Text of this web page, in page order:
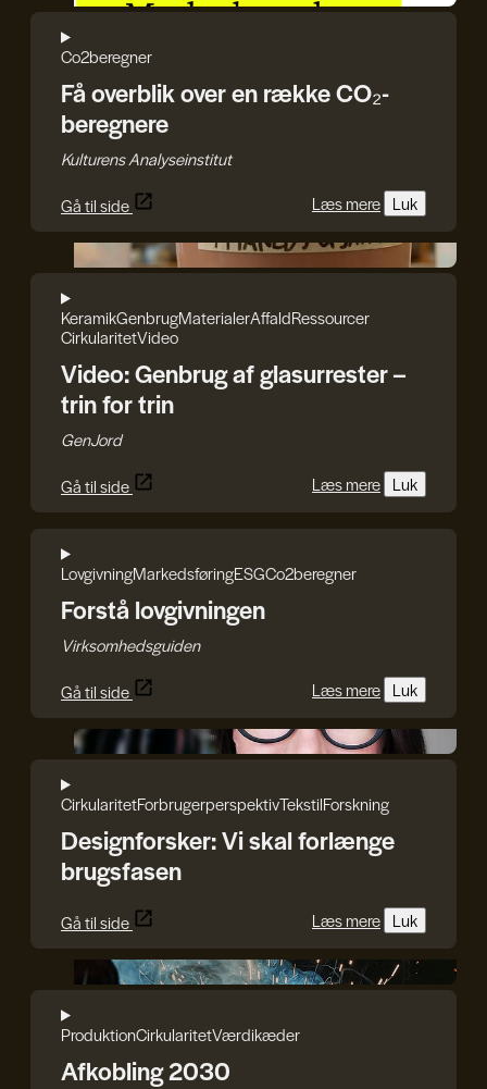
Co2beregner
Få overblik over en række CO₂-
beregnere
Kulturens Analyseinstitut
Gå til side
Læs mere Luk
KeramikGenbrugMaterialerAffaldRessourcer
CirkularitetVideo
Video: Genbrug af glasurrester –
trin for trin
GenJord
Gå til side
Læs mere Luk
LovgivningMarkedsføringESGCo2beregner
Forstå lovgivningen
Virksomhedsguiden
Gå til side
Læs mere Luk
Iryna Kucher
CirkularitetForbrugerperspektivTekstilForskning
Designforsker: Vi skal forlænge
brugsfasen
Gå til side Læs mere Luk
ProduktionCirkularitetVærdikæder
Afkobling 2030